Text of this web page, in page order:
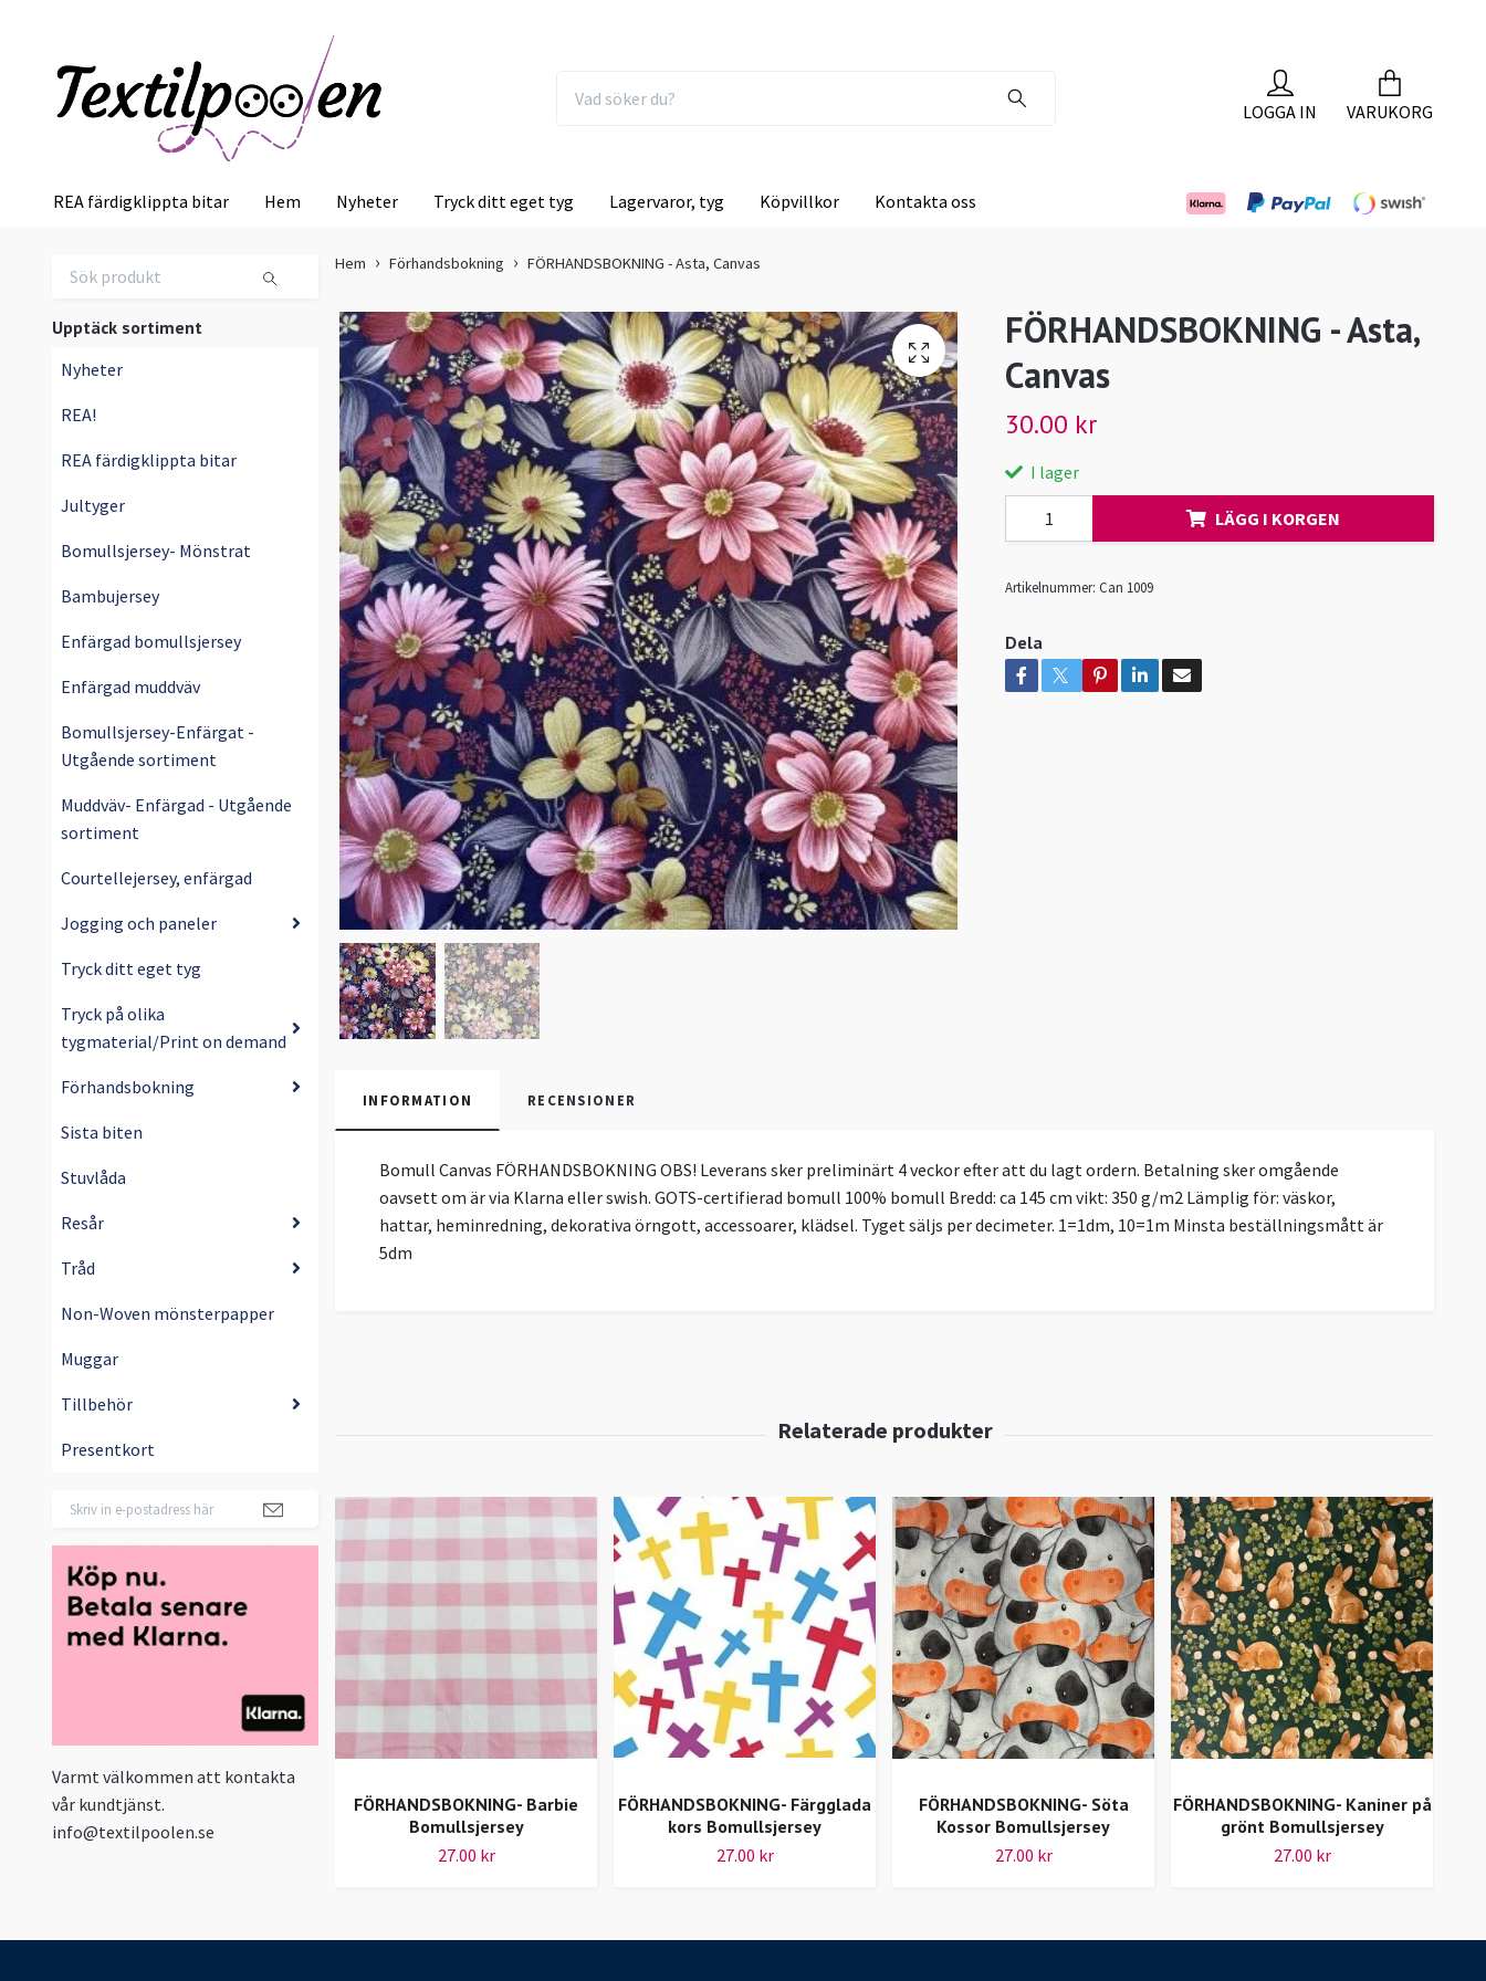
LOGGA IN VARUKORG
REA färdigklippta bitar Hem Nyheter Tryck ditt eget tyg Lagervaror, tyg Köpvillkor Kontakta oss
Upptäck sortiment
Nyheter
REA!
REA färdigklippta bitar
Jultyger
Bomullsjersey- Mönstrat
Bambujersey
Enfärgad bomullsjersey
Enfärgad muddväv
Bomullsjersey-Enfärgat -
Utgående sortiment
Muddväv- Enfärgad - Utgående
sortiment
Courtellejersey, enfärgad
Jogging och paneler
Tryck ditt eget tyg
Tryck på olika
tygmaterial/Print on demand
Förhandsbokning
Sista biten
Stuvlåda
Resår
Tråd
Non-Woven mönsterpapper
Muggar
Tillbehör
Presentkort
Varmt välkommen att kontakta
vår kundtjänst.
info@textilpoolen.se
Hem Förhandsbokning FÖRHANDSBOKNING - Asta, Canvas
FÖRHANDSBOKNING - Asta,
Canvas
30.00 kr
I lager
LÄGG I KORGEN
Artikelnummer: Can 1009
Dela
INFORMATION RECENSIONER
Bomull Canvas FÖRHANDSBOKNING OBS! Leverans sker preliminärt 4 veckor efter att du lagt ordern. Betalning sker omgående
oavsett om är via Klarna eller swish. GOTS-certifierad bomull 100% bomull Bredd: ca 145 cm vikt: 350 g/m2 Lämplig för: väskor,
hattar, heminredning, dekorativa örngott, accessoarer, klädsel. Tyget säljs per decimeter. 1=1dm, 10=1m Minsta beställningsmått är
5dm
FÖRHANDSBOKNING- Barbie
Bomullsjersey
27.00 kr
FÖRHANDSBOKNING- Färgglada
kors Bomullsjersey
27.00 kr
FÖRHANDSBOKNING- Söta
Kossor Bomullsjersey
27.00 kr
FÖRHANDSBOKNING- Kaniner på
grönt Bomullsjersey
27.00 kr